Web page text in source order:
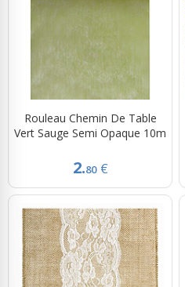
Rouleau Chemin De Table
Vert Sauge Semi Opaque 10m
2.80 €